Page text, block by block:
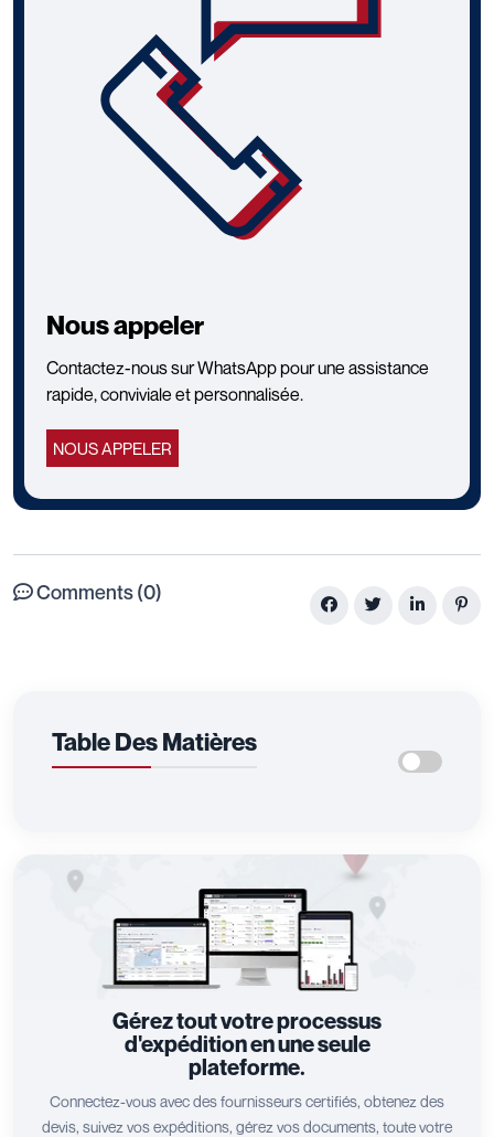
Nous appeler
Contactez-nous sur WhatsApp pour une assistance
rapide, conviviale et personnalisée.
NOUS APPELER
Comments (0)
Table Des Matières
Gérez tout votre processus
d'expédition en une seule
plateforme.
Connectez-vous avec des fournisseurs certifiés, obtenez des
devis, suivez vos expéditions, gérez vos documents, toute votre